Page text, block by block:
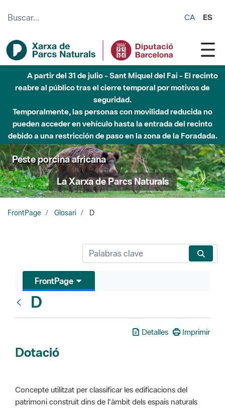
CA ES
A partir del 31 de julio - Sant Miquel del Fai - El recinto
reabre al público tras el cierre temporal por motivos de
seguridad.
Temporalmente, las personas con movilidad reducida no
pueden acceder en vehículo hasta la entrada del recinto
debido a una restricción de paso en la zona de la Foradada.
Peste porcina africana
La Xarxa de Parcs Naturals
FrontPage Glosari D
FrontPage
D
Detalles Imprimir
Dotació
Concepte utilitzat per classificar les edificacions del
patrimoni construït dins de l'àmbit dels espais naturals